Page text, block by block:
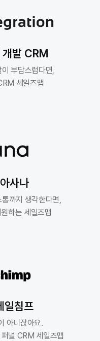
발 CRM
부담스럽다면,
세일즈맵
사나
까지 생각한다면,
하는 세일즈맵
일침프
아니잖아요.
널 CRM 세일즈맵